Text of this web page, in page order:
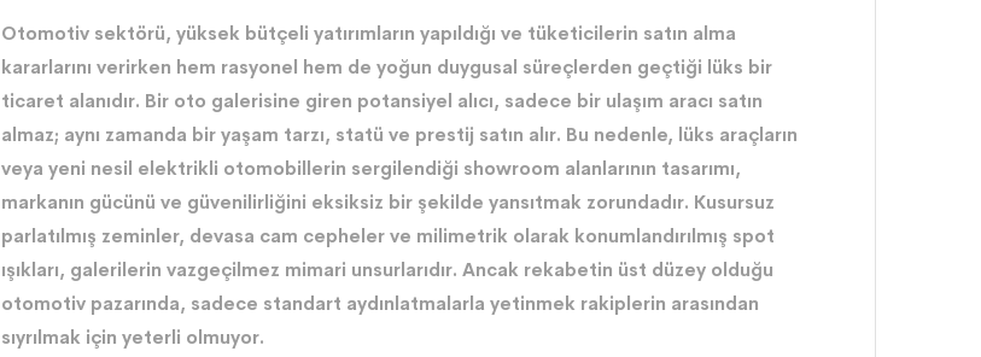
Otomotiv sektörü, yüksek bütçeli yatırımların yapıldığı ve tüketicilerin satın alma
kararlarını verirken hem rasyonel hem de yoğun duygusal süreçlerden geçtiği lüks bir
ticaret alanıdır. Bir oto galerisine giren potansiyel alıcı, sadece bir ulaşım aracı satın
almaz; aynı zamanda bir yaşam tarzı, statü ve prestij satın alır. Bu nedenle, lüks araçların
veya yeni nesil elektrikli otomobillerin sergilendiği showroom alanlarının tasarımı,
markanın gücünü ve güvenilirliğini eksiksiz bir şekilde yansıtmak zorundadır. Kusursuz
parlatılmış zeminler, devasa cam cepheler ve milimetrik olarak konumlandırılmış spot
ışıkları, galerilerin vazgeçilmez mimari unsurlarıdır. Ancak rekabetin üst düzey olduğu
otomotiv pazarında, sadece standart aydınlatmalarla yetinmek rakiplerin arasından
sıyrılmak için yeterli olmuyor.